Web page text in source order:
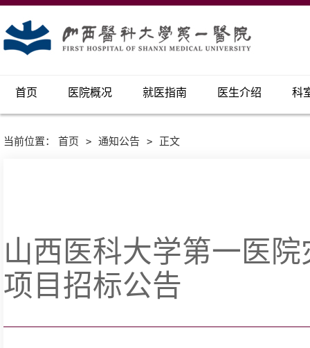
首页 医院概况 就医指南 医生介绍 科
当前位置： 首页 > 通知公告 > 正文
山西医科大学第一医
项目招标公告